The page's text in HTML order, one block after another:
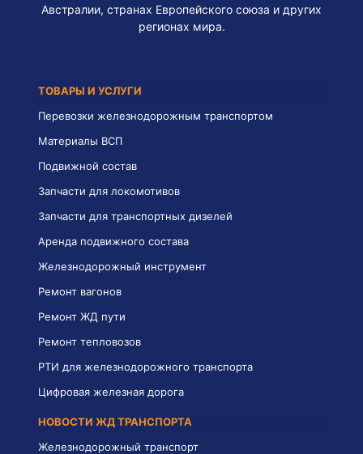
Австралии, странах Европейского союза и других
регионах мира.
ТОВАРЫ И УСЛУГИ
Перевозки железнодорожным транспортом
Материалы ВСП
Подвижной состав
Запчасти для локомотивов
Запчасти для транспортных дизелей
Аренда подвижного состава
Железнодорожный инструмент
Ремонт вагонов
Ремонт ЖД пути
Ремонт тепловозов
РТИ для железнодорожного транспорта
Цифровая железная дорога
НОВОСТИ ЖД ТРАНСПОРТА
Железнодорожный транспорт